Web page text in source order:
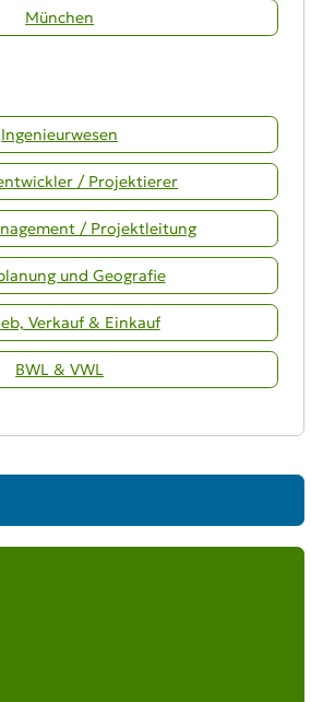
München
Ingenieurwesen
/ Projektierer
/ Projektleitung
und Geografie
Verkauf & Einkauf
BWL & VWL